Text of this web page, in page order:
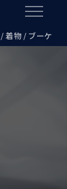
着物 / ブーケ